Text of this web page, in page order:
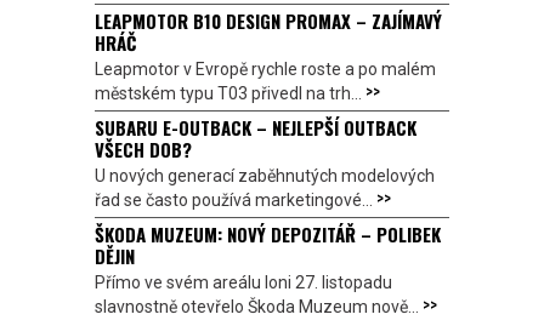
LEAPMOTOR B10 DESIGN PROMAX – ZAJÍMAVÝ
HRÁČ
Leapmotor v Evropě rychle roste a po malém
městském typu T03 přivedl na trh... >>
SUBARU E-OUTBACK – NEJLEPŠÍ OUTBACK
VŠECH DOB?
U nových generací zaběhnutých modelových
řad se často používá marketingové... >>
ŠKODA MUZEUM: NOVÝ DEPOZITÁŘ – POLIBEK
DĚJIN
Přímo ve svém areálu loni 27. listopadu
slavnostně otevřelo Škoda Muzeum nově... >>